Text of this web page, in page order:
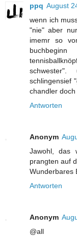
ppq August
wenn ich
"nie" aber
imemr so
schlingensief
chandler
Antworten
Anonym
Jawohl, das
prangten auf
Wunderbares
Antworten
Anonym
@all